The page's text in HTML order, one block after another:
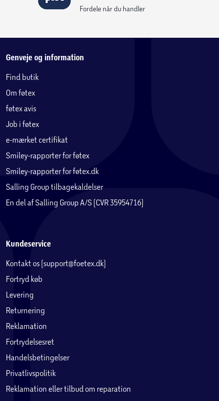
Fordele når du handler
Genveje og information
Find butik
Om føtex
føtex avis
Job i føtex
e-mærket certifikat
Smiley-rapporter for føtex
Smiley-rapporter for føtex.dk
Salling Group tilbagekaldelser
En del af Salling Group A/S (CVR 35954716)
Kundeservice
Kontakt os (support@foetex.dk)
Fortryd køb
Levering
Returnering
Reklamation
Fortrydelsesret
Handelsbetingelser
Privatlivspolitik
Reklamation eller tilbud om reparation